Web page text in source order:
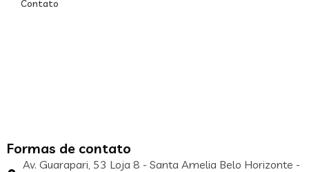
Contato
Formas de contato
Av. Guarapari, 53 Loja 8 - Santa Amelia Belo Horizonte -